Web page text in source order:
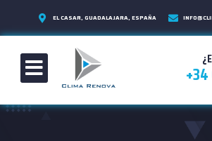
EL CASAR, GUADALAJARA, ESPAÑA